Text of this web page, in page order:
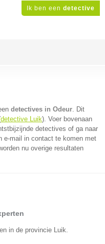
Ik ben een detective
detectives in Odeur. Dit
detective Luik). Voer bovenaan
detectives of ga naar
e-mail in contact te komen met
nu overige resultaten
in de provincie Luik.